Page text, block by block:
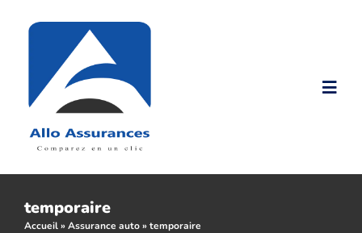
Accueil
Nos produits
temporaire
Accueil»Assurance auto»temporaire